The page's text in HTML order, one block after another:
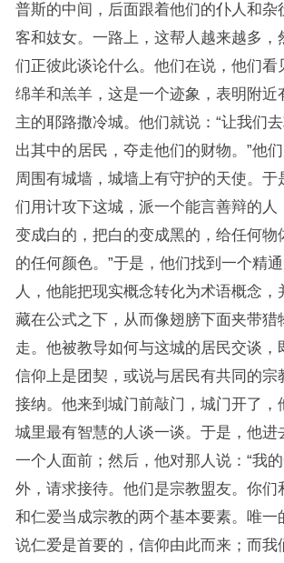
普斯的中间，后面跟着他们的仆人和杂
客和妓女。一路上，这帮人越来越多，
们正彼此谈论什么。他们在说，他们看
绵羊和羔羊，这是一个迹象，表明附近
主的耶路撒冷城。他们就说：“让我们
出其中的居民，夺走他们的财物。”他
周围有城墙，城墙上有守护的天使。于
们用计攻下这城，派一个能言善辩的人
变成白的，把白的变成黑的，给任何物
的任何颜色。”于是，他们找到一个精
人，他能把现实概念转化为术语概念，
藏在公式之下，从而像翅膀下面夹带猎
走。他被教导如何与这城的居民交谈，
信仰上是团契，或说与居民有共同的宗
接纳。他来到城门前敲门，城门开了，
城里最有智慧的人谈一谈。于是，他进
一个人面前；然后，他对那人说：“我
外，请求接待。他们是宗教盟友。你们
和仁爱当成宗教的两个基本要素。唯一
说仁爱是首要的，信仰由此而来；而我